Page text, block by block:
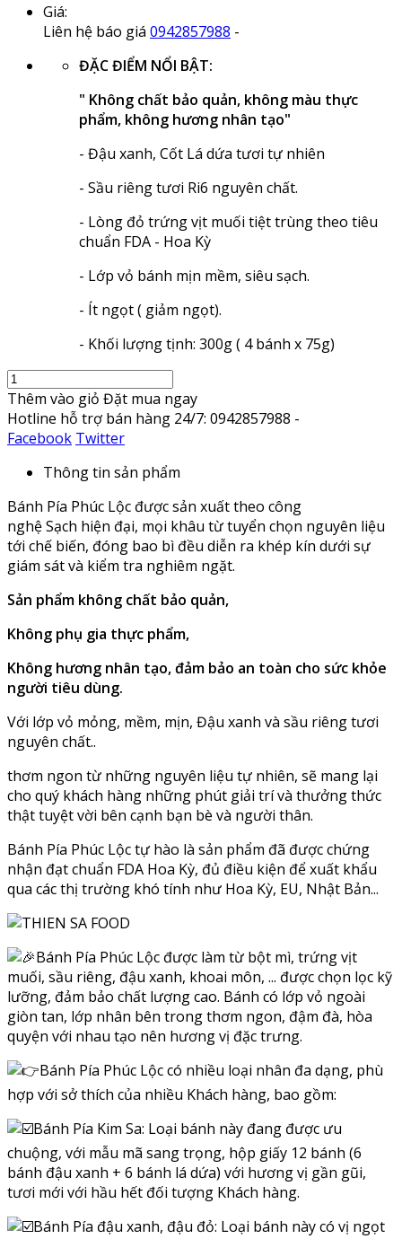
Giá:
Liên hệ báo giá 0942857988 -
ĐẶC ĐIỂM NỔI BẬT:
" Không chất bảo quản, không màu thực
phẩm, không hương nhân tạo"
- Đậu xanh, Cốt Lá dứa tươi tự nhiên
- Sầu riêng tươi Ri6 nguyên chất.
- Lòng đỏ trứng vịt muối tiệt trùng theo tiêu
chuẩn FDA - Hoa Kỳ
- Lớp vỏ bánh mịn mềm, siêu sạch.
- Ít ngọt ( giảm ngọt).
- Khối lượng tịnh: 300g ( 4 bánh x 75g)
Thêm vào giỏ Đặt mua ngay
Hotline hỗ trợ bán hàng 24/7: 0942857988 -
Facebook Twitter
Thông tin sản phẩm
Bánh Pía Phúc Lộc được sản xuất theo công
nghệ Sạch hiện đại, mọi khâu từ tuyển chọn nguyên liệu
tới chế biến, đóng bao bì đều diễn ra khép kín dưới sự
giám sát và kiểm tra nghiêm ngặt.
Sản phẩm không chất bảo quản,
Không phụ gia thực phẩm,
Không hương nhân tạo, đảm bảo an toàn cho sức khỏe
người tiêu dùng.
Với lớp vỏ mỏng, mềm, mịn, Đậu xanh và sầu riêng tươi
nguyên chất..
thơm ngon từ những nguyên liệu tự nhiên, sẽ mang lại
cho quý khách hàng những phút giải trí và thưởng thức
thật tuyệt vời bên cạnh bạn bè và người thân.
Bánh Pía Phúc Lộc tự hào là sản phẩm đã được chứng
nhận đạt chuẩn FDA Hoa Kỳ, đủ điều kiện để xuất khẩu
qua các thị trường khó tính như Hoa Kỳ, EU, Nhật Bản...
Bánh Pía Phúc Lộc được làm từ bột mì, trứng vịt
muối, sầu riêng, đậu xanh, khoai môn, ... được chọn lọc kỹ
lưỡng, đảm bảo chất lượng cao. Bánh có lớp vỏ ngoài
giòn tan, lớp nhân bên trong thơm ngon, đậm đà, hòa
quyện với nhau tạo nên hương vị đặc trưng.
Bánh Pía Phúc Lộc có nhiều loại nhân đa dạng, phù
hợp với sở thích của nhiều Khách hàng, bao gồm:
Bánh Pía Kim Sa: Loại bánh này đang được ưu
chuộng, với mẫu mã sang trọng, hộp giấy 12 bánh (6
bánh đậu xanh + 6 bánh lá dứa) với hương vị gần gũi,
tươi mới với hầu hết đối tượng Khách hàng.
Bánh Pía đậu xanh, đậu đỏ: Loại bánh này có vị ngọt